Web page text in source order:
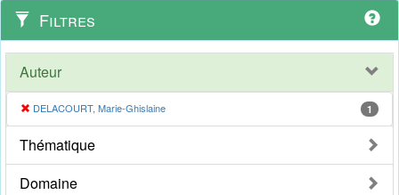
Filtres
Auteur
DELACOURT, Marie-Ghislaine 1
Thématique
Domaine